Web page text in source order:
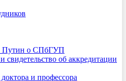
Путин о СПбГУП
свидетельство об аккредитации
и профессора